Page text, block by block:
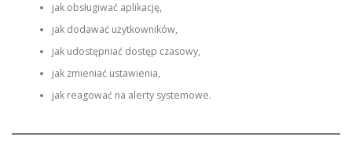
jak obsługiwać aplikację,
jak dodawać użytkowników,
jak udostępniać dostęp czasowy,
jak zmieniać ustawienia,
jak reagować na alerty systemowe.